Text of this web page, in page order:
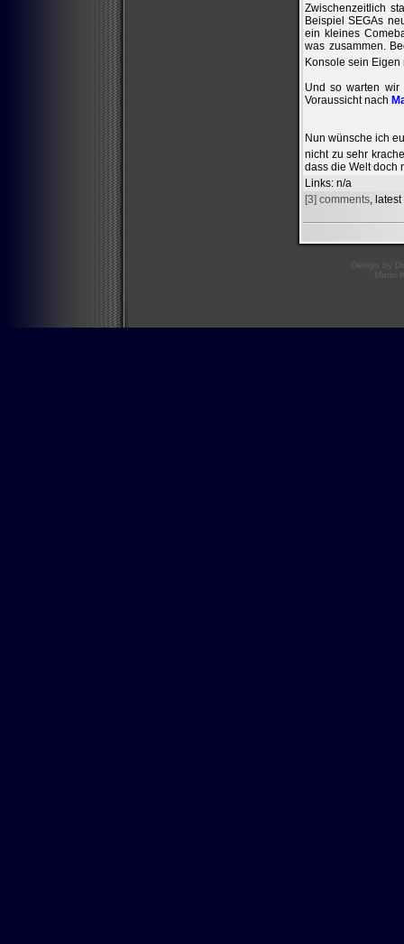
Zwischenzeitlich
Beispiel SEGAs
ein kleines
was zusammen.
Konsole sein
Und so warten wir
Voraussicht nach
Nun wünsche ich
nicht zu sehr
dass die Welt doch
Links: n/a
[3] comments ,
Design by
Mario